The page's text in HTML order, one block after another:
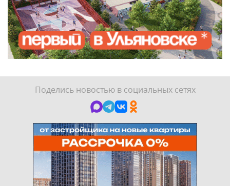
Поделись новостью в социальных сетях